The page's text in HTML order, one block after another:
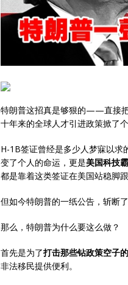
特朗普这招真是够狠的——直接
十年来的全球人才引进政策掀了个
H-1B签证曾经是多少人梦寐以求
变了个人的命运，更是美国科技
都是靠着这类签证在美国站稳脚跟
但如今特朗普的一纸公告，斩断
那么，特朗普为什么要这么做？
首先是为了打击那些钻政策空子
非法移民提供便利。